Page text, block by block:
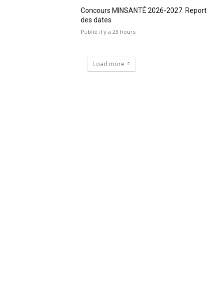
Concours MINSANTÉ 2026-2027: Report
des dates
Publié il y a 23 hours
Load more